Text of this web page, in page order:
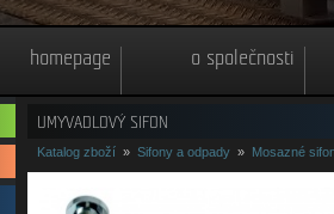
homepage o společnosti
UMYVADLOVÝ SIFON
Katalog zboží » Sifony a odpady » Mosazné